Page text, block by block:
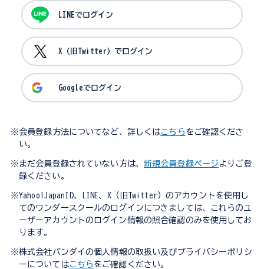
LINEでログイン
X（旧Twitter）でログイン
Googleでログイン
※会員登録方法についてなど、詳しくはこちら をご確認くださ
い。
※まだ会員登録されていない方は、 新規会員登録ページ よりご登
録ください。
※Yahoo!JapanID、LINE、X（旧Twitter）のアカウントを使用し
てのワンダースクールのログインにつきましては、これらのユ
ーザーアカウントのログイン情報の照合確認のみを使用してお
ります。
※株式会社バンダイの個人情報の取扱い及びプライバシーポリシ
ーについてはこちら をご確認ください。